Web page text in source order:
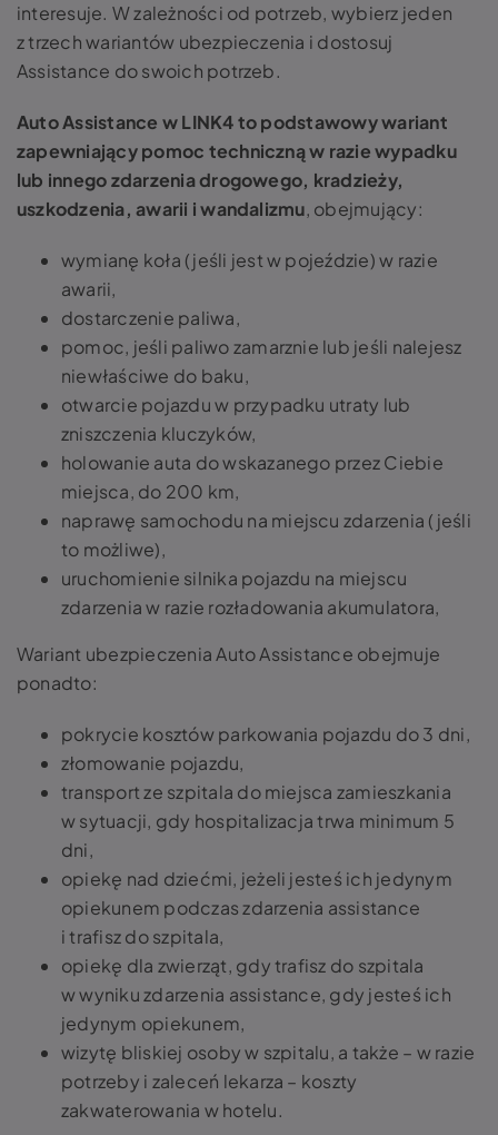
interesuje. W zależności od potrzeb, wybierz jeden
z trzech wariantów ubezpieczenia i dostosuj
Assistance do swoich potrzeb.
Auto Assistance w LINK4 to podstawowy wariant
zapewniający pomoc techniczną w razie wypadku
lub innego zdarzenia drogowego, kradzieży,
uszkodzenia, awarii i wandalizmu, obejmujący:
wymianę koła (jeśli jest w pojeździe) w razie
awarii,
dostarczenie paliwa,
pomoc, jeśli paliwo zamarznie lub jeśli nalejesz
niewłaściwe do baku,
otwarcie pojazdu w przypadku utraty lub
zniszczenia kluczyków,
holowanie auta do wskazanego przez Ciebie
miejsca, do 200 km,
naprawę samochodu na miejscu zdarzenia (jeśli
to możliwe),
uruchomienie silnika pojazdu na miejscu
zdarzenia w razie rozładowania akumulatora,
Wariant ubezpieczenia Auto Assistance obejmuje
ponadto:
pokrycie kosztów parkowania pojazdu do 3 dni,
złomowanie pojazdu,
transport ze szpitala do miejsca zamieszkania
w sytuacji, gdy hospitalizacja trwa minimum 5
dni,
opiekę nad dziećmi, jeżeli jesteś ich jedynym
opiekunem podczas zdarzenia assistance
i trafisz do szpitala,
opiekę dla zwierząt, gdy trafisz do szpitala
w wyniku zdarzenia assistance, gdy jesteś ich
jedynym opiekunem,
wizytę bliskiej osoby w szpitalu, a także – w razie
potrzeby i zaleceń lekarza – koszty
zakwaterowania w hotelu.